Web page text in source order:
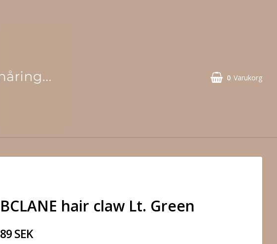
0 Varukorg
BCLANE hair claw Lt. Green
89 SEK